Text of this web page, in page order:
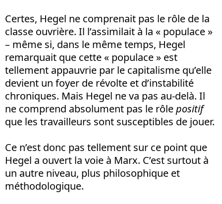
Certes, Hegel ne comprenait pas le rôle de la
classe ouvrière. Il l’assimilait à la « populace »
– même si, dans le même temps, Hegel
remarquait que cette « populace » est
tellement appauvrie par le capitalisme qu’elle
devient un foyer de révolte et d’instabilité
chroniques. Mais Hegel ne va pas au-delà. Il
ne comprend absolument pas le rôlepositif
que les travailleurs sont susceptibles de jouer.
Ce n’est donc pas tellement sur ce point que
Hegel a ouvert la voie à Marx. C’est surtout à
un autre niveau, plus philosophique et
méthodologique.